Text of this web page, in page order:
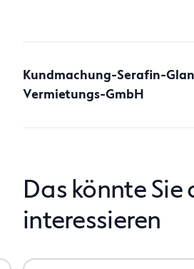
Kundmachung-Serafin-
Vermietungs-GmbH
Das könnte Sie
interessieren